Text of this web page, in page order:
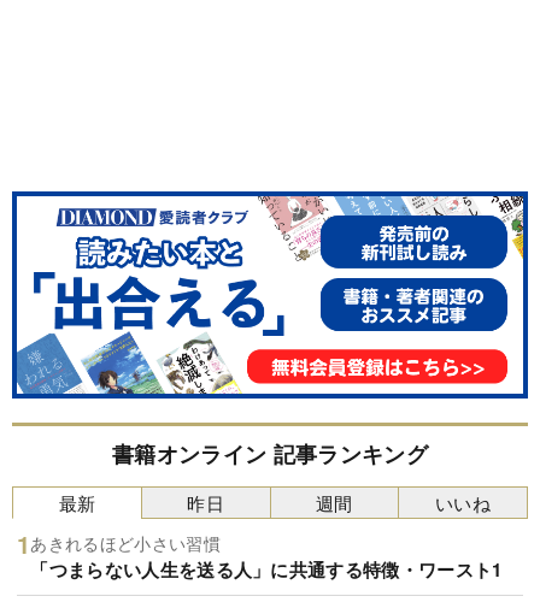
書籍オンライン 記事ランキング
最新
あきれるほど小さい習慣
「つまらない人生を送る人」に共通する特徴・ワースト1
昨日 週間 いいね